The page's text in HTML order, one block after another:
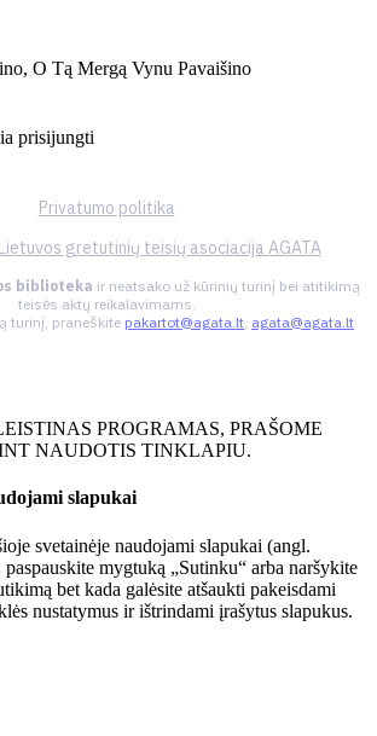
O Tą Mergą Vynu Pavaišino
prisijungti
Privatumo politika
gretutinių teisių asociacija AGATA
biblioteka ir neatsako už kūrinių turinį bei atitikimą
teisės aktų reikalavimams.
turinį, praneškite pakartot@agata.lt, agata@agata.lt
PROGRAMAS, PRAŠOME
NAUDOTIS TINKLAPIU.
slapukai
svetainėje naudojami slapukai (angl.
mygtuką „Sutinku“ arba naršykite
bet kada galėsite atšaukti pakeisdami
nustatymus ir ištrindami įrašytus slapukus.